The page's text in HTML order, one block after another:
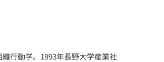
行動学。1993年長野大学産業社